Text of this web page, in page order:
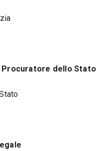
dello Stato